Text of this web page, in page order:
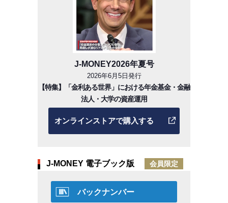
J-MONEY2026年夏号
2026年6月5日発行
【特集】「金利ある世界」における年金基金・金融
法人・大学の資産運用
オンラインストアで購入する
J-MONEY 電子ブック版 会員限定
バックナンバー